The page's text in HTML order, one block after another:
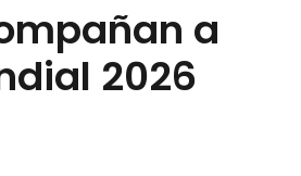
a
2026